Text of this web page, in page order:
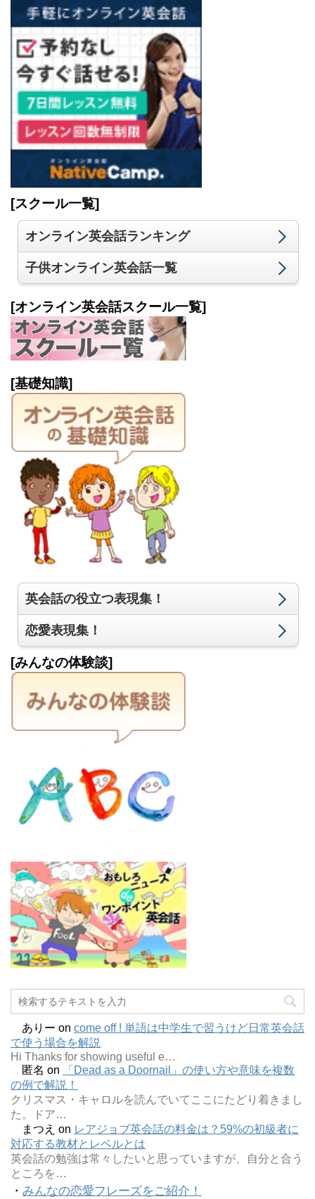
[スクール一覧]
オンライン英会話ランキング
子供オンライン英会話一覧
[オンライン英会話スクール一覧]
[基礎知識]
英会話の役立つ表現集！
恋愛表現集！
[みんなの体験談]
ありー on come off ! 単語は中学生で習うけど日常英会話
で使う場合を解説
Hi Thanks for showing useful e…
匿名 on
「Dead as a Doornail」の使い方や意味を複数
の例で解説！
クリスマス・キャロルを読んでいてここにたどり着きまし
た。ドア…
まつえ on レアジョブ英会話の料金は？59%の初級者に
対応する教材とレベルとは
英会話の勉強は常々したいと思っていますが、自分と合う
ところを…
・ みんなの恋愛フレーズをご紹介！